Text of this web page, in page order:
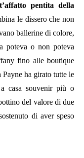
pentita della
le dissero che non
ballerine di colore,
poteva o non poteva
fino alle boutique
ha girato tutte le
casa souvenir più o
del valore di due
di aver speso